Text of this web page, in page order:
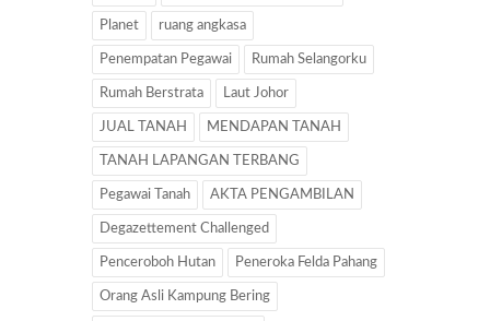
Planet ruang angkasa
Penempatan Pegawai Rumah Selangorku
Rumah Berstrata Laut Johor
JUAL TANAH MENDAPAN TANAH
TANAH LAPANGAN TERBANG
Pegawai Tanah AKTA PENGAMBILAN
Degazettement Challenged
Penceroboh Hutan Peneroka Felda Pahang
Orang Asli Kampung Bering